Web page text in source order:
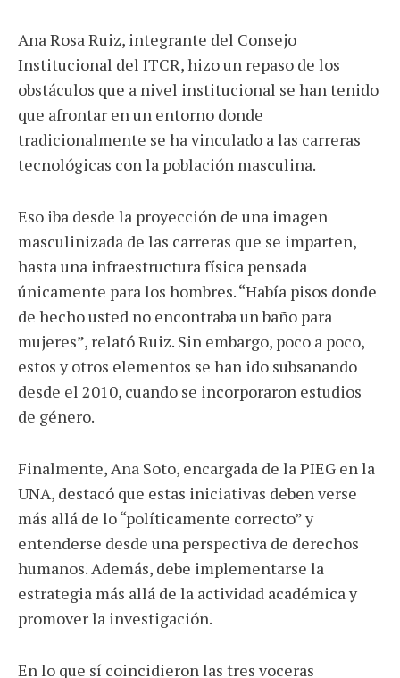
Ana Rosa Ruiz, integrante del Consejo
Institucional del ITCR, hizo un repaso de los
obstáculos que a nivel institucional se han tenido
que afrontar en un entorno donde
tradicionalmente se ha vinculado a las carreras
tecnológicas con la población masculina.
Eso iba desde la proyección de una imagen
masculinizada de las carreras que se imparten,
hasta una infraestructura física pensada
únicamente para los hombres. “Había pisos donde
de hecho usted no encontraba un baño para
mujeres”, relató Ruiz. Sin embargo, poco a poco,
estos y otros elementos se han ido subsanando
desde el 2010, cuando se incorporaron estudios
de género.
Finalmente, Ana Soto, encargada de la PIEG en la
UNA, destacó que estas iniciativas deben verse
más allá de lo “políticamente correcto” y
entenderse desde una perspectiva de derechos
humanos. Además, debe implementarse la
estrategia más allá de la actividad académica y
promover la investigación.
En lo que sí coincidieron las tres voceras